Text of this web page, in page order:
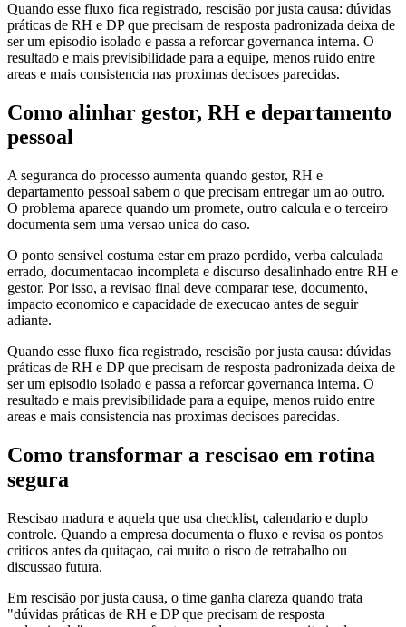
Quando esse fluxo fica registrado, rescisão por justa causa: dúvidas
práticas de RH e DP que precisam de resposta padronizada deixa de
ser um episodio isolado e passa a reforcar governanca interna. O
resultado e mais previsibilidade para a equipe, menos ruido entre
areas e mais consistencia nas proximas decisoes parecidas.
Como alinhar gestor, RH e departamento
pessoal
A seguranca do processo aumenta quando gestor, RH e
departamento pessoal sabem o que precisam entregar um ao outro.
O problema aparece quando um promete, outro calcula e o terceiro
documenta sem uma versao unica do caso.
O ponto sensivel costuma estar em prazo perdido, verba calculada
errado, documentacao incompleta e discurso desalinhado entre RH e
gestor. Por isso, a revisao final deve comparar tese, documento,
impacto economico e capacidade de execucao antes de seguir
adiante.
Quando esse fluxo fica registrado, rescisão por justa causa: dúvidas
práticas de RH e DP que precisam de resposta padronizada deixa de
ser um episodio isolado e passa a reforcar governanca interna. O
resultado e mais previsibilidade para a equipe, menos ruido entre
areas e mais consistencia nas proximas decisoes parecidas.
Como transformar a rescisao em rotina
segura
Rescisao madura e aquela que usa checklist, calendario e duplo
controle. Quando a empresa documenta o fluxo e revisa os pontos
criticos antes da quitaçao, cai muito o risco de retrabalho ou
discussao futura.
Em rescisão por justa causa, o time ganha clareza quando trata
"dúvidas práticas de RH e DP que precisam de resposta